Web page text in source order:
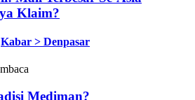
Klaim?
Kabar > Denpasar
Mediman?